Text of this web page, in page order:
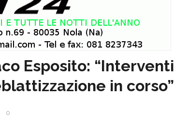
Esposito: “Interventi
in corso”
0